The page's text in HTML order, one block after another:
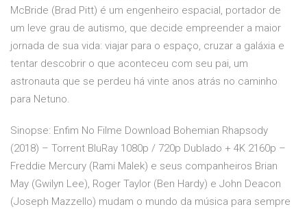
McBride (Brad Pitt) é um engenheiro espacial, portador de
um leve grau de autismo, que decide empreender a maior
jornada de sua vida: viajar para o espaço, cruzar a galáxia e
tentar descobrir o que aconteceu com seu pai, um
astronauta que se perdeu há vinte anos atrás no caminho
para Netuno.
Sinopse: Enfim No Filme Download Bohemian Rhapsody
(2018) – Torrent BluRay 1080p / 720p Dublado + 4K 2160p –
Freddie Mercury (Rami Malek) e seus companheiros Brian
May (Gwilyn Lee), Roger Taylor (Ben Hardy) e John Deacon
(Joseph Mazzello) mudam o mundo da música para sempre